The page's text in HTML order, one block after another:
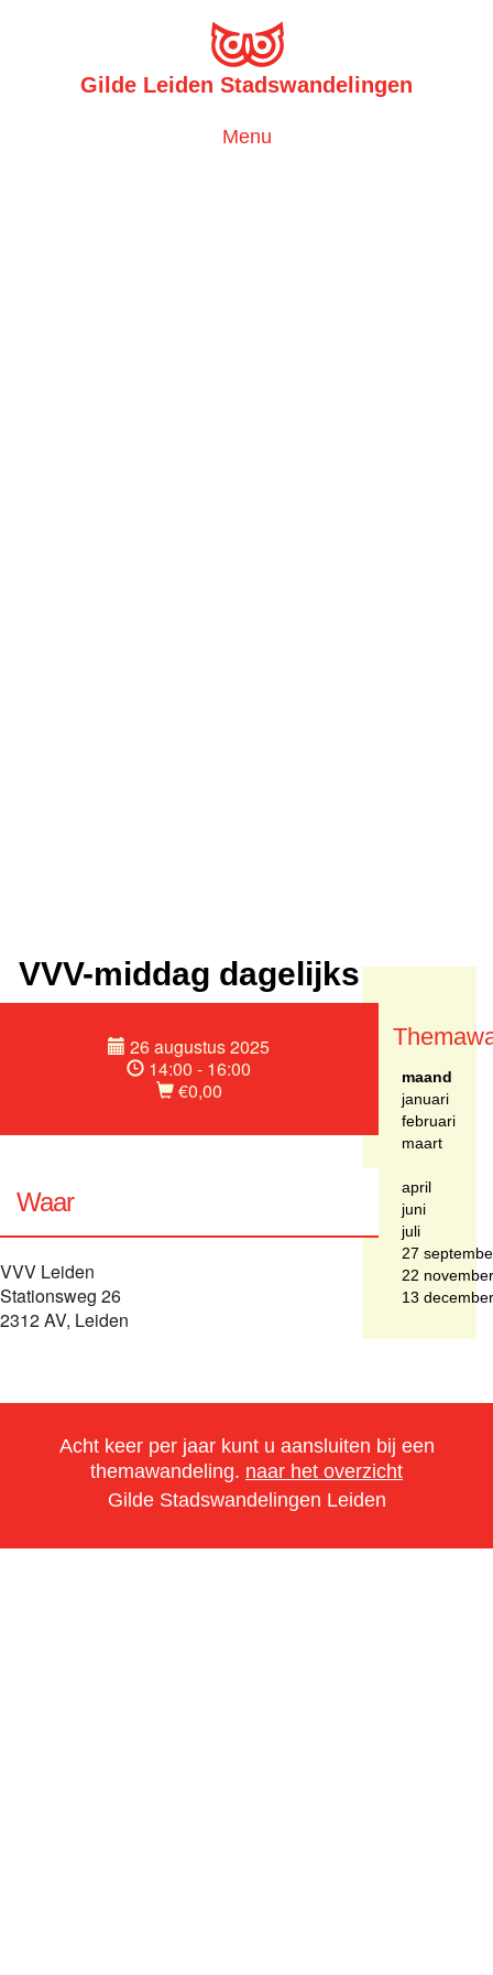
Gilde Leiden Stadswandelingen
Toggle
Menu
VVV-middag dagelijks
26 augustus 2025
14:00 - 16:00
€0,00
Waar
VVV Leiden
Stationsweg 26
2312 AV, Leiden
maand
januari
februari
maart
april
juni
juli
27
22 november
13 december
Acht keer per jaar kunt u aansluiten bij een
themawandeling. naar het overzicht
Gilde Stadswandelingen Leiden